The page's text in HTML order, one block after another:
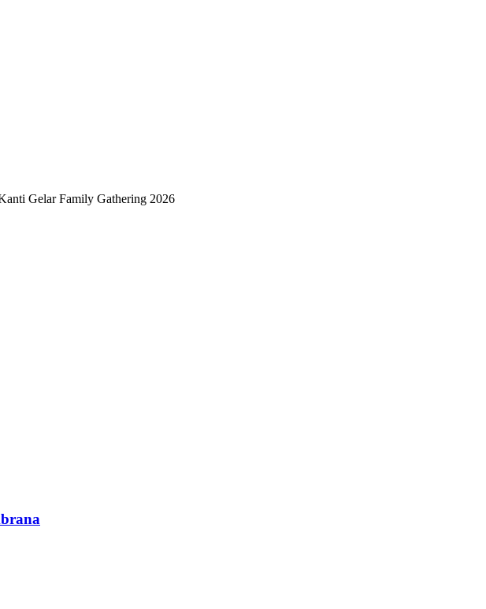
Gelar Family Gathering 2026